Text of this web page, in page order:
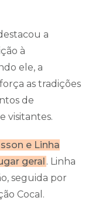
a
à
ele, a
as tradições
de
visitantes.
e Linha
geral . Linha
seguida por
Cocal.